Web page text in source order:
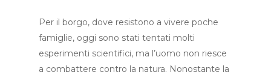
Per il borgo, dove resistono a vivere poche
famiglie, oggi sono stati tentati molti
esperimenti scientifici, ma l’uomo non riesce
a combattere contro la natura. Nonostante la